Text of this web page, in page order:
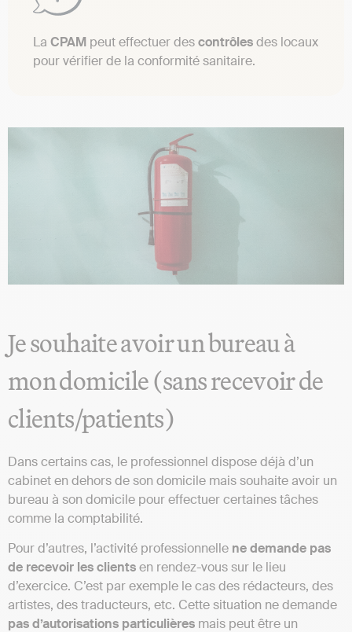
La CPAM peut effectuer descontrôlesdes locaux
pour vérifier de la conformité sanitaire.
Je souhaite avoir un bureau à
mon domicile (sans recevoir de
clients/patients)
Dans certains cas, le professionnel dispose déjà d’un
cabinet en dehors de son domicile mais souhaite avoir un
bureau à son domicile pour effectuer certaines tâches
comme la comptabilité.
Pour d’autres, l’activité professionnelle ne demande pas
de recevoir les clientsen rendez-vous sur le lieu
d’exercice. C’est par exemple le cas des rédacteurs, des
artistes, des traducteurs, etc. Cette situation ne demande
pas d’autorisations particulières mais peut être un